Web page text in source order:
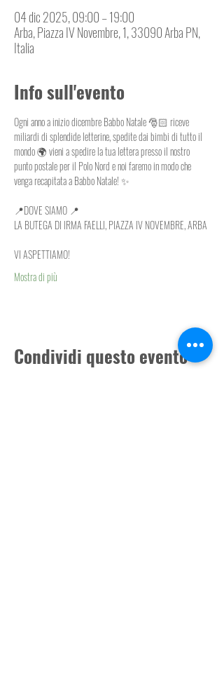
04 dic 2025, 09:00 – 19:00
Arba, Piazza IV Novembre, 1, 33090 Arba PN,
Italia
Info sull'evento
Ogni anno a inizio dicembre Babbo Natale 🎅🏻 riceve
miliardi di splendide letterine, spedite dai bimbi di tutto il
mondo 🌍 vieni a spedire la tua lettera presso il nostro
punto postale per il Polo Nord e noi faremo in modo che
venga recapitata a Babbo Natale! ✨
📍DOVE SIAMO 📍
LA BUTEGA DI IRMA FAELLI, PIAZZA IV NOVEMBRE, ARBA
VI ASPETTIAMO!
Mostra di più
Condividi questo evento